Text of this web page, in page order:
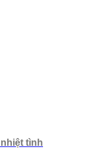
tình